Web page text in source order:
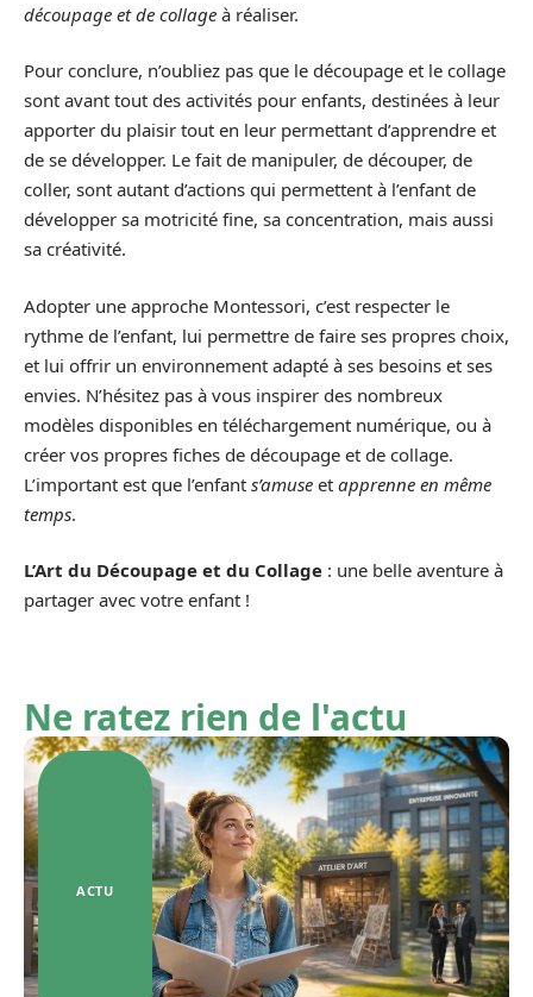
découpage et de collage à réaliser.
Pour conclure, n’oubliez pas que le découpage et le collage
sont avant tout des activités pour enfants, destinées à leur
apporter du plaisir tout en leur permettant d’apprendre et
de se développer. Le fait de manipuler, de découper, de
coller, sont autant d’actions qui permettent à l’enfant de
développer sa motricité fine, sa concentration, mais aussi
sa créativité.
Adopter une approche Montessori, c’est respecter le
rythme de l’enfant, lui permettre de faire ses propres choix,
et lui offrir un environnement adapté à ses besoins et ses
envies. N’hésitez pas à vous inspirer des nombreux
modèles disponibles en téléchargement numérique, ou à
créer vos propres fiches de découpage et de collage.
L’important est que l’enfant s’amuse et apprenne en même
temps.
L’Art du Découpage et du Collage : une belle aventure à
partager avec votre enfant !
Ne ratez rien de l'actu
ACTU